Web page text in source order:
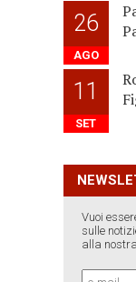
26
AGO
11
SET
Vuoi
sulle
alla